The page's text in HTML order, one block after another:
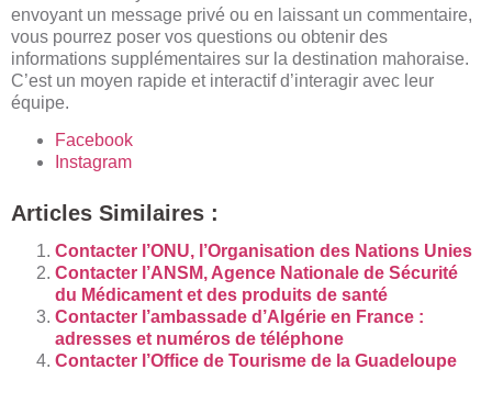
envoyant un message privé ou en laissant un commentaire,
vous pourrez poser vos questions ou obtenir des
informations supplémentaires sur la destination mahoraise.
C’est un moyen rapide et interactif d’interagir avec leur
équipe.
Facebook
Instagram
Articles Similaires :
Contacter l’ONU, l’Organisation des Nations Unies
Contacter l’ANSM, Agence Nationale de Sécurité
du Médicament et des produits de santé
Contacter l’ambassade d’Algérie en France :
adresses et numéros de téléphone
Contacter l’Office de Tourisme de la Guadeloupe